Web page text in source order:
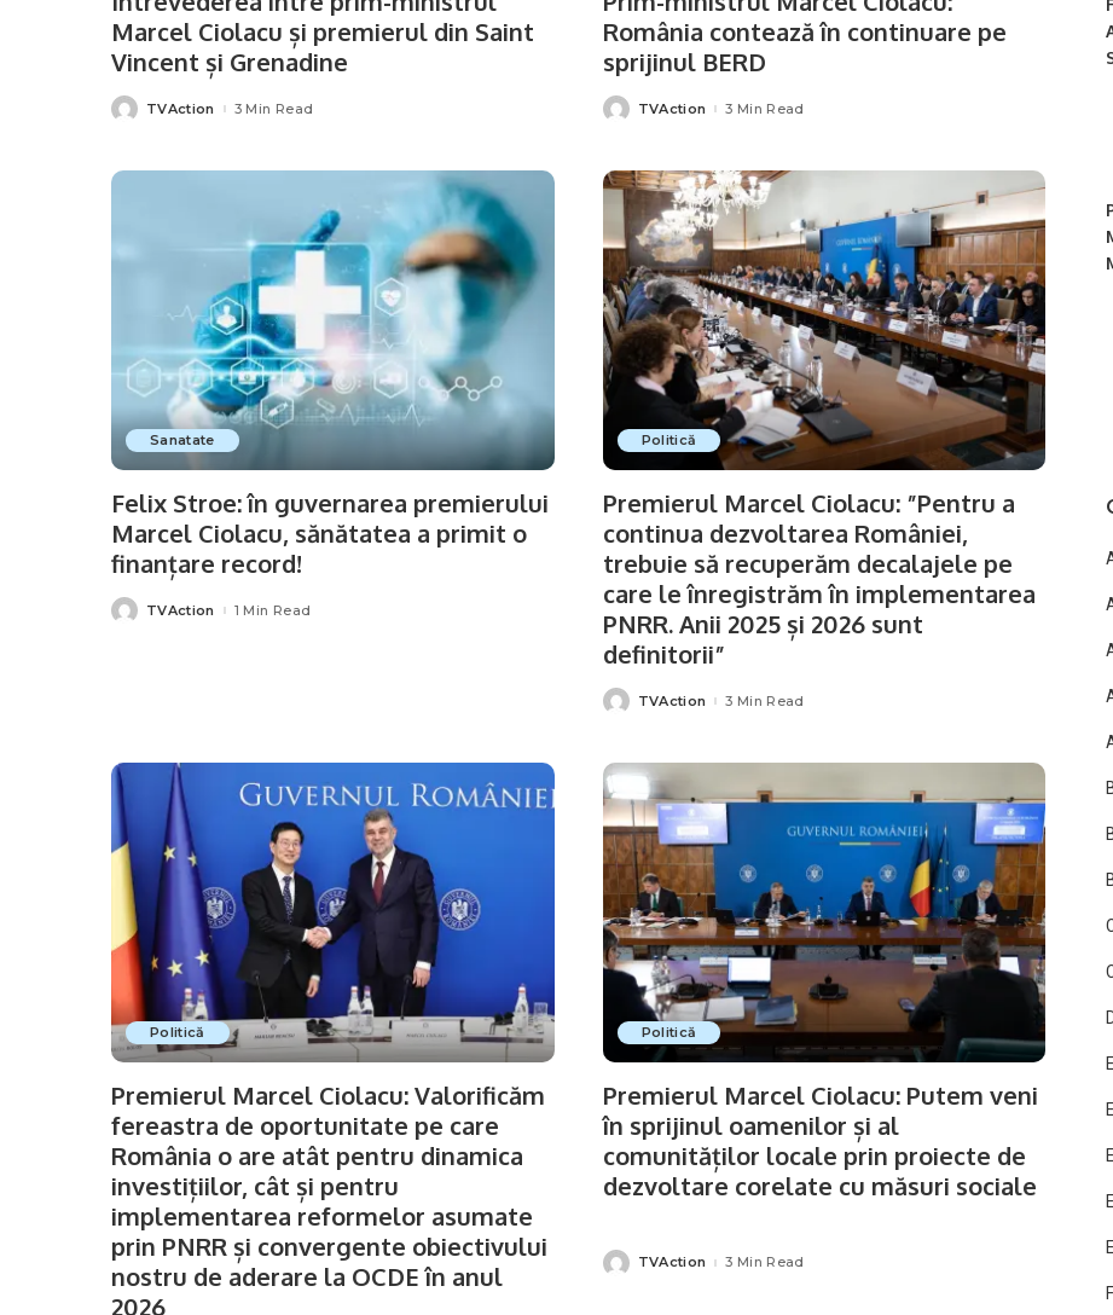
Marcel Ciolacu și premierul din Saint
Vincent și Grenadine
PostedTVAction 3 Min Read
România contează în continuare pe
sprijinul BERD
PostedTVAction 3 Min Read
Sanatate
Felix Stroe: în guvernarea premierului
Marcel Ciolacu, sănătatea a primit o
finanțare record!
PostedTVAction 1 Min Read
Politică
Premierul Marcel Ciolacu: ”Pentru a
continua dezvoltarea României,
trebuie să recuperăm decalajele pe
care le înregistrăm în implementarea
PNRR. Anii 2025 și 2026 sunt
definitorii”
PostedTVAction 3 Min Read
Politică
Premierul Marcel Ciolacu: Valorificăm
fereastra de oportunitate pe care
România o are atât pentru dinamica
investițiilor, cât și pentru
implementarea reformelor asumate
prin PNRR și convergente obiectivului
nostru de aderare la OCDE în anul
2026
Politică
Premierul Marcel Ciolacu: Putem veni
în sprijinul oamenilor și al
comunităților locale prin proiecte de
dezvoltare corelate cu măsuri sociale
PostedTVAction 3 Min Read